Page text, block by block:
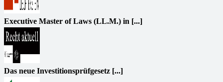
Executive Master of Laws (LL.M.) in [...]
Das neue Investitionsprüfgesetz [...]